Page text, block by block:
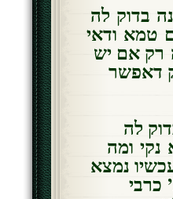
בדוק לה
טמא ודאי
רק אם יש
דאפשר
לה
נקי ומה
נמצא
כרבי